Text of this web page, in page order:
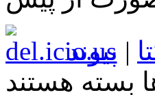
| پیوند
برای
بسته هستند